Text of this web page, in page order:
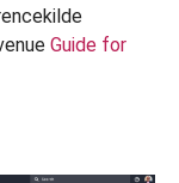
Guide for